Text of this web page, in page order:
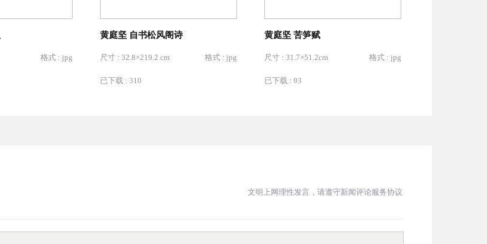
格式 : jpg
黄庭坚 自书松风阁诗
尺寸 : 32.8×219.2 cm 格式 : jpg
已下载 : 310
黄庭坚 苦笋赋
尺寸 : 31.7×51.2cm 格式 : jpg
已下载 : 93
文明上网理性发言，请遵守新闻评论服务协议